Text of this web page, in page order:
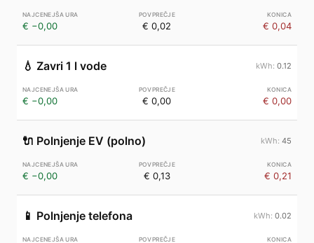
€ −0,00 € 0,02 € 0,04
💧 Zavri 1 l vode 0.12
€ −0,00 € 0,00 € 0,00
🔌 Polnjenje EV (polno) 45
€ −0,00 € 0,13 € 0,21
📱 Polnjenje telefona 0.02